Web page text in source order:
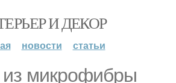
И ДЕКОР
новости статьи
микрофибры